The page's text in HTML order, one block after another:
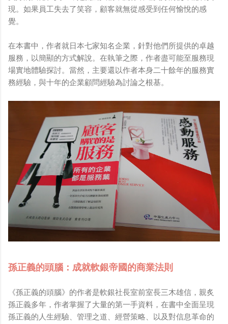
現。如果員工失去了笑容，顧客就無從感受到任何愉悅的感
覺。
在本書中，作者就日本七家知名企業，針對他們所提供的卓越
服務，以簡顯的方式解說。在執筆之際，作者盡可能至服務現
場實地體驗探討。當然，主要還以作者本身二十餘年的服務實
務經驗，與十年的企業顧問經驗為討論之根基。
孫正義的頭腦：成就軟銀帝國的商業法則
《孫正義的頭腦》的作者是軟銀社長室前室長三木雄信，親炙
孫正義多年，作者掌握了大量的第一手資料，在書中全面呈現
孫正義的人生經驗、管理之道、經營策略、以及對信息革命的